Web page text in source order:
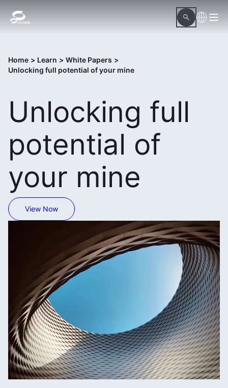
Home > Learn > White Papers >
Unlocking full potential of your mine
Unlocking full
potential of
your mine
View Now